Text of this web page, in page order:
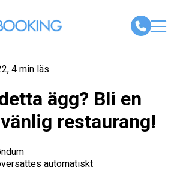
4 min läs
ägg? Bli en
restaurang!
automatiskt